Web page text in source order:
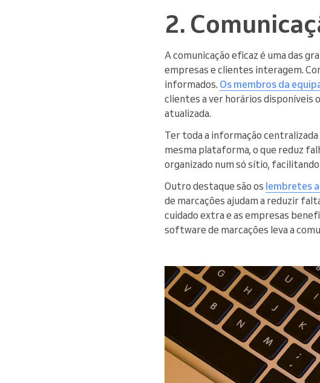
2.
A comunicação eficaz é uma das
empresas e clientes interagem.
informados. Os membros da
clientes a ver horários disponíveis
atualizada.
Ter toda a informação
mesma plataforma, o que reduz
organizado num só sítio,
Outro destaque são os lembretes
de marcações ajudam a reduzir
cuidado extra e as empresas
software de marcações leva a